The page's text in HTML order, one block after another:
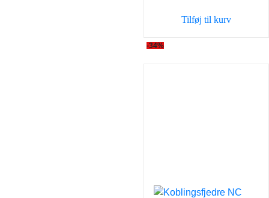
49,00 kr..
Tilføj til kurv
-34%